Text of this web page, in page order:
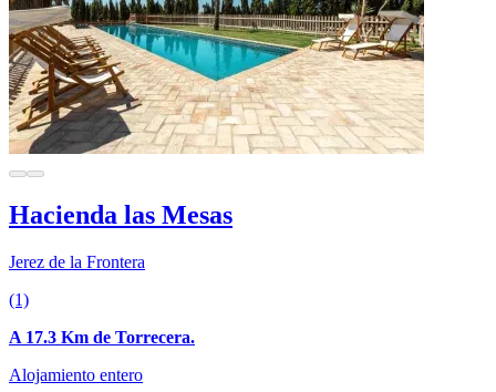
Hacienda las Mesas
Jerez de la Frontera
(1)
A 17.3 Km de Torrecera.
Alojamiento entero